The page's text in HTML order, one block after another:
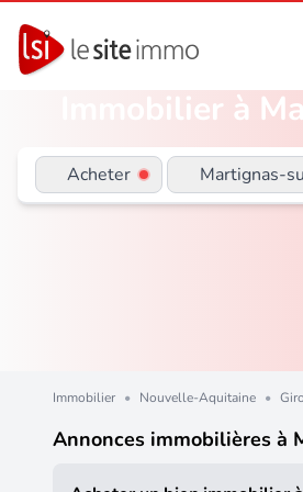
Immobilier à
Acheter Martignas-
Immobilier • Nouvelle-Aquitaine •
Annonces immobilières à